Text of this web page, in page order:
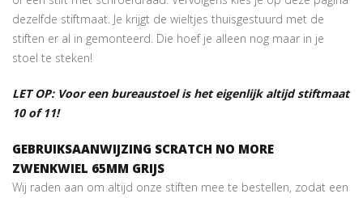
dezelfde stiftmaat. Je krijgt de wieltjes thuisgestuurd met de
stiften er al in gemonteerd. Die hoef je alleen nog maar in je
stoel te steken!
LET OP: Voor een bureaustoel is het eigenlijk altijd stiftmaat
10 of 11!
GEBRUIKSAANWIJZING SCRATCH NO MORE
ZWENKWIEL 65MM GRIJS
Wij raden aan om altijd onze stiften mee te bestellen, zodat een